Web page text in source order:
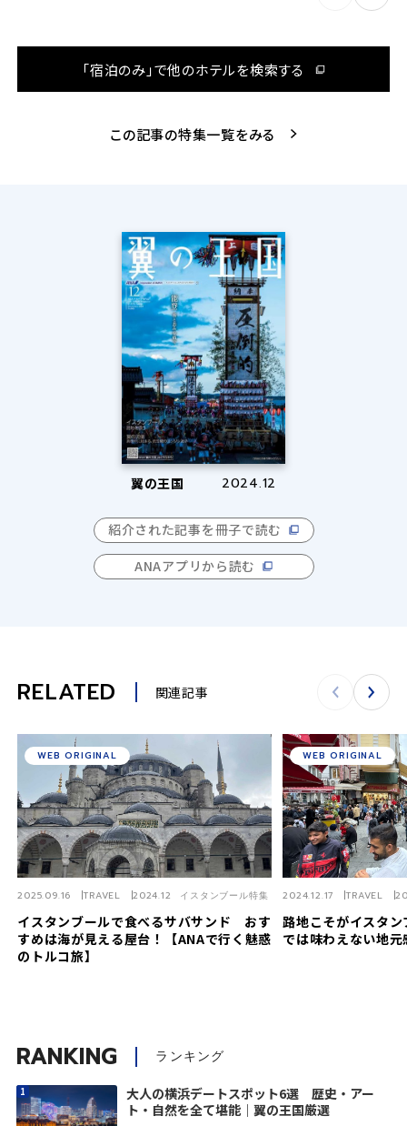
「宿泊のみ」で他のホテルを検索する
この記事の特集一覧をみる
翼の王国 2024.12
紹介された記事を冊子で読む
ANAアプリから読む
RELATED 関連記事
イスタンブールで食べるサバサンド おす
すめは海が見える屋台！【ANAで行く魅惑
のトルコ旅】
2025.09.16 TRAVEL 2024.12 イスタンブール特集
WEB ORIGINAL
路地こそがイスタ
では味わえない地
2024.12.17 TRAVEL
WEB ORIGINAL
RANKING ランキング
大人の横浜デートスポット6選 歴史・アー
ト・自然を全て堪能｜翼の王国厳選